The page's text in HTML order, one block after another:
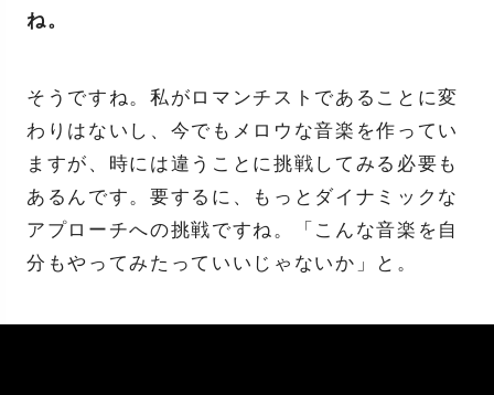
ね。
そうですね。私がロマンチストであることに変
わりはないし、今でもメロウな音楽を作ってい
ますが、時には違うことに挑戦してみる必要も
あるんです。要するに、もっとダイナミックな
アプローチへの挑戦ですね。「こんな音楽を自
分もやってみたっていいじゃないか」と。